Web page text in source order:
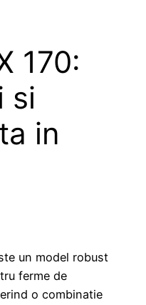
170:
si
in
un model robust
ferme de
o combinatie